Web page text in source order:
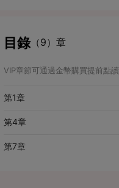
目錄（9）章
VIP章節可通過金幣購買提前點讀
第1章
第4章
第7章